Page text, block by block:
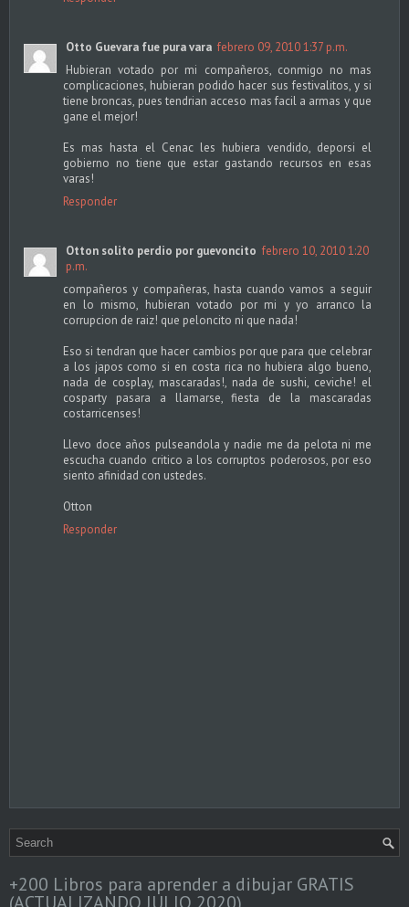
Otto Guevara fue pura vara febrero 09, 2010 1:37 p.m.
Hubieran votado por mi compañeros, conmigo no mas
complicaciones, hubieran podido hacer sus festivalitos, y si
tiene broncas, pues tendrian acceso mas facil a armas y que
gane el mejor!
Es mas hasta el Cenac les hubiera vendido, deporsi el
gobierno no tiene que estar gastando recursos en esas
varas!
Responder
Otton solito perdio por guevoncito febrero 10, 2010 1:20
p.m.
compañeros y compañeras, hasta cuando vamos a seguir
en lo mismo, hubieran votado por mi y yo arranco la
corrupcion de raiz! que peloncito ni que nada!
Eso si tendran que hacer cambios por que para que celebrar
a los japos como si en costa rica no hubiera algo bueno,
nada de cosplay, mascaradas!, nada de sushi, ceviche! el
cosparty pasara a llamarse, fiesta de la mascaradas
costarricenses!
Llevo doce años pulseandola y nadie me da pelota ni me
escucha cuando critico a los corruptos poderosos, por eso
siento afinidad con ustedes.
Otton
Responder
+200 Libros para aprender a dibujar GRATIS
(ACTUALIZANDO JULIO 2020)